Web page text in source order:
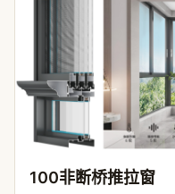
100非断桥推拉窗